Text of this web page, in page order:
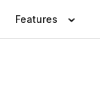
Features